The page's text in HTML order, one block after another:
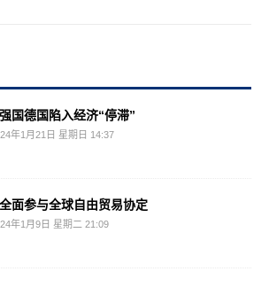
国德国陷入经济“停滞”
年1月21日 星期日 14:37
面参与全球自由贸易协定
年1月9日 星期二 21:09